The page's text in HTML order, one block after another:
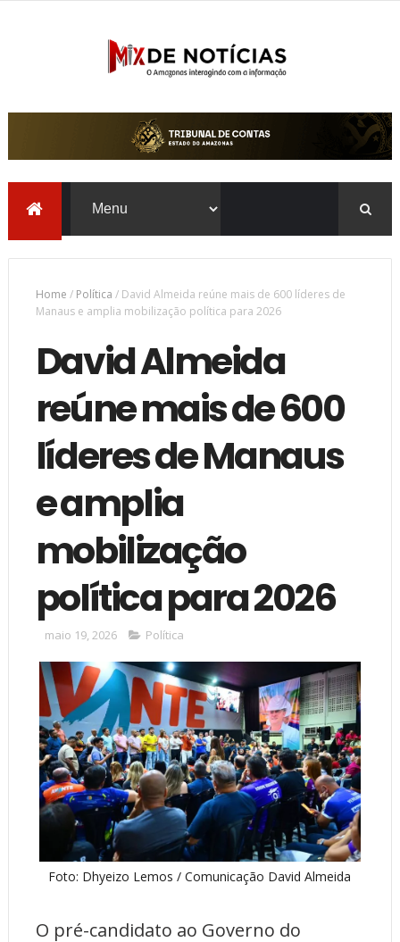
Home / Política / David Almeida reúne mais de 600 líderes de
Manaus e amplia mobilização política para 2026
David Almeida
reúne mais de 600
líderes de Manaus
e amplia
mobilização
política para 2026
maio 19, 2026 Política
Foto: Dhyeizo Lemos / Comunicação David Almeida
O pré-candidato ao Governo do